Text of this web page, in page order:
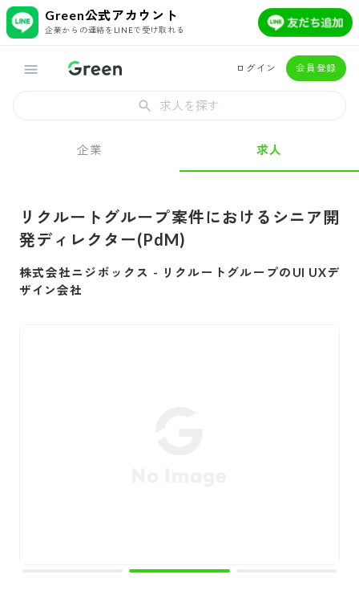
Green公式アカウント
企業からの連絡をLINEで受け取れる
ログイン 会員登録
求人を探す
企業 求人
リクルートグループ案件におけるシニア開
発ディレクター(PdM)
株式会社ニジボックス - リクルートグループのUI UXデ
ザイン会社